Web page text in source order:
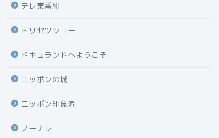
テレ東番組
トリセツショー
ドキュランドへようこそ
ニッポンの城
ニッポン印象派
ノーナレ